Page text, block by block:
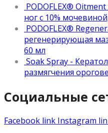
PODOFLEX®
ног с 10%
PODOFLEX®
регенерирующая
60 мл
Soak Spray -
размягчения
Социальные
Facebook link Instagram